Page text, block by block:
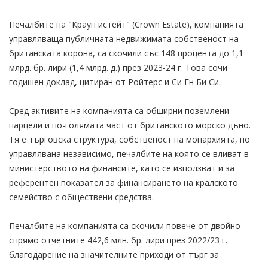
Печалбите на "Краун истейт" (Crown Estate), компанията
управляваща публичната недвижимата собственост на
британската корона, са скочили със 148 процента до 1,1
млрд. бр. лири (1,4 млрд. д.) през 2023-24 г. Това сочи
годишен доклад, цитиран от Ройтерс и Си Ен Би Си.
Сред активите на компанията са обширни поземлени
парцели и по-голямата част от британското морско дъно.
Тя е търговска структура, собственост на монархията, но
управлявана независимо, печалбите на която се вливат в
министерството на финансите, като се използват и за
референтен показател за финансирането на кралското
семейство с обществени средства.
Печалбите на компанията са скочили повече от двойно
спрямо отчетните 442,6 млн. бр. лири през 2022/23 г.
благодарение на значителните приходи от търг за